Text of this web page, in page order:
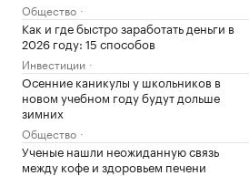
Общество
Как и где быстро заработать деньги в
2026 году: 15 способов
Инвестиции
Осенние каникулы у школьников в
новом учебном году будут дольше
зимних
Общество
Ученые нашли неожиданную связь
между кофе и здоровьем печени